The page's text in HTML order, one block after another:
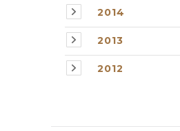
2014
2013
2012